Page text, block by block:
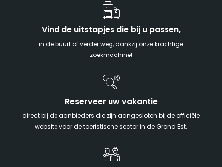
Vind de uitstapjes die bij u passen,
in de buurt of verder weg, dankzij onze krachtige
zoekmachine!
Reserveer uw vakantie
direct bij de aanbieders die zijn aangesloten bij de officiële
website voor de toeristische sector in de Grand Est.